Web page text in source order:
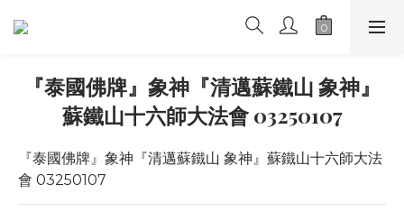
『泰國佛牌』象神『清邁蘇鐵山 象神』
蘇鐵山十六師大法會 03250107
『泰國佛牌』象神『清邁蘇鐵山 象神』蘇鐵山十六師大法
會 03250107